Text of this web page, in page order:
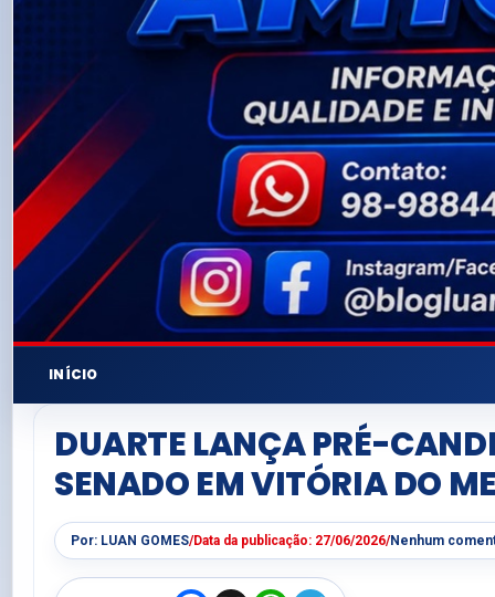
INÍCIO
DUARTE LANÇA PRÉ-
SENADO EM VITÓRIA DO
Por: LUAN GOMES/Data da publicação: 27/06/2026/Nenhum